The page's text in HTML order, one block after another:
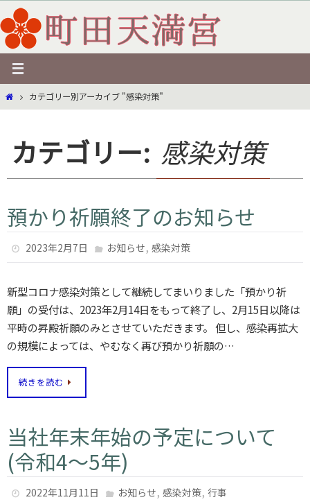
ン
テ
ツ
へ
ホ
ー
カテゴリー別アーカイブ "感染対策"
カテゴリー: 感染対策
預かり祈願終了のお知らせ
2023年2月7日 お知らせ, 感染対策
新型コロナ感染対策として継続してまいりました「預かり祈
願」の受付は、2023年2月14日をもって終了し、2月15日以降は
平時の昇殿祈願のみとさせていただきます。 但し、感染再拡大
の規模によっては、やむなく再び預かり祈願の…
続きを読む
当社年末年始の予定について
(令和4〜5年)
2022年11月11日 お知らせ, 感染対策, 行事